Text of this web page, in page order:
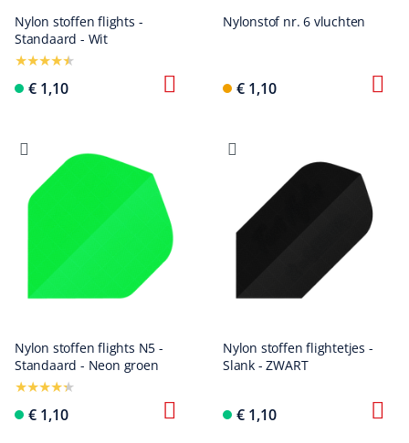
Nylon stoffen flights -
Standaard - Wit
€ 1,10
Nylonstof nr. 6 vluchten
€ 1,10
Nylon stoffen flights N5 -
Standaard - Neon groen
€ 1,10
Nylon stoffen flightetjes -
Slank - ZWART
€ 1,10